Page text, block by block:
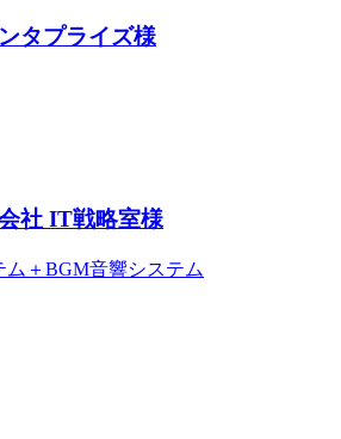
タプライズ様
社 IT戦略室様
＋BGM音響システム